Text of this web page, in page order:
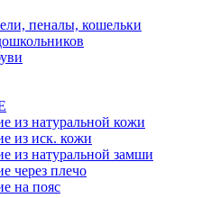
пеналы, кошельки
из натуральной кожи
из иск. кожи
из натуральной замши
через плечо
на пояс